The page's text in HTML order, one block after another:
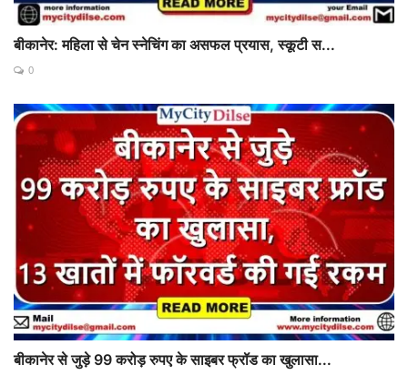
बीकानेर: महिला से चेन स्नेचिंग का असफल प्रयास, स्कूटी स...
0
बीकानेर से जुड़े 99 करोड़ रुपए के साइबर फ्रॉड का खुलासा...